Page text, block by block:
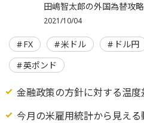
田嶋智太郎の外国為替攻
2021/10/04
FX 米ドル ドル円
英ポンド
金融政策の方針に対する温度
今月の米雇用統計から見える